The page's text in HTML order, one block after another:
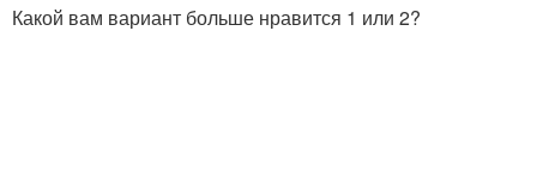
Какой вам вариант больше нравится 1 или 2?